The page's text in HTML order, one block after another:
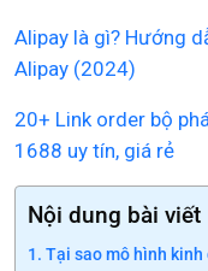
Alipay là gì? Hướng
Alipay (2024)
20+ Link order bộ
1688 uy tín, giá rẻ
Nội dung bài viết
Tại sao mô hình